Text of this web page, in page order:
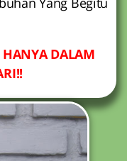
DALAM